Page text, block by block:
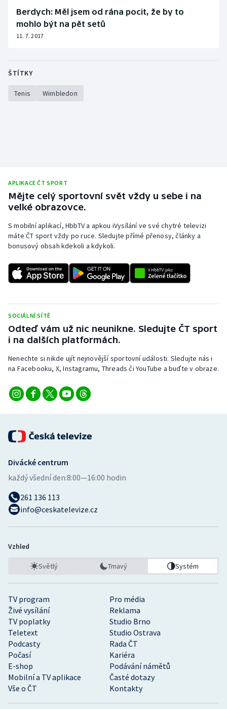
Berdych: Měl jsem od rána pocit, že by to
mohlo být na pět setů
11. 7. 2017
ŠTÍTKY
Tenis Wimbledon
APLIKACE ČT SPORT
Mějte celý sportovní svět vždy u sebe i na
velké obrazovce.
S mobilní aplikací, HbbTV a apkou iVysílání ve své chytré televizi
máte ČT sport vždy po ruce. Sledujte přímé přenosy, články a
bonusový obsah kdekoli a kdykoli.
SOCIÁLNÍ SÍTĚ
Odteď vám už nic neunikne. Sledujte ČT sport
i na dalších platformách.
Nenechte si nikde ujít nejnovější sportovní události. Sledujte nás i
na Facebooku, X, Instagramu, Threads či YouTube a buďte v obraze.
TV program
Pro média
Živé vysílání
Reklama
TV poplatky
Studio Brno
Teletext
Studio Ostrava
Podcasty
Rada ČT
Počasí
Kariéra
E-shop
Podávání námětů
Mobilní a TV aplikace
Časté dotazy
Vše o ČT
Kontakty
Divácké centrum
každý všední den:8:00—16:00 hodin
261 136 113
info@ceskatelevize.cz
Vzhled
Světlý Tmavý Systém